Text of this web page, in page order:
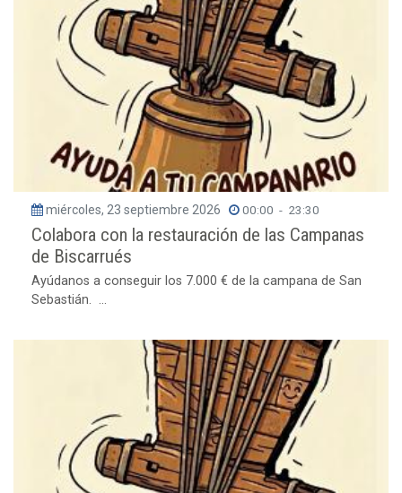
miércoles, 23 septiembre 2026 00:00 - 23:30
Colabora con la restauración de las Campanas
de Biscarrués
Ayúdanos a conseguir los 7.000 € de la campana de San
Sebastián. ...